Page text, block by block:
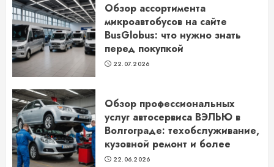
Обзор ассортимента
микроавтобусов на сайте
BusGlobus: что нужно знать
перед покупкой
22.07.2026
Обзор профессиональных
услуг автосервиса ВЭЛЬЮ в
Волгограде: техобслуживание,
кузовной ремонт и более
22.06.2026